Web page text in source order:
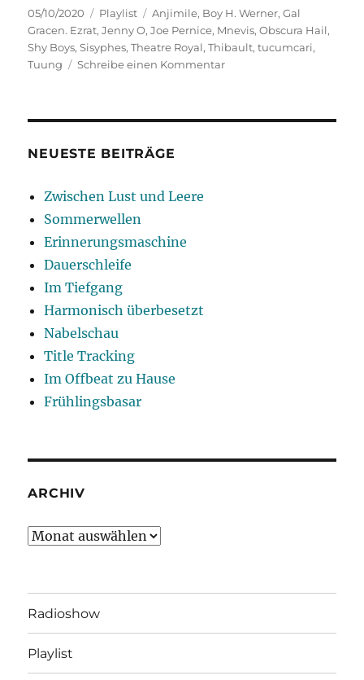
Veröffentlicht
am
05/10/2020 Kategorien
Playlist Schlagwörter
Anjimile, Boy H. Werner,Gal
Gracen. Ezrat,Jenny O,Joe Pernice, Mnevis,Obscura Hail,
Shy Boys,Sisyphes,Theatre Royal,Thibault,tucumcari,
Tuung
Schreibe einen Kommentarzu
NEUESTE BEITRÄGE
Zwischen Lust und Leere
Sommerwellen
Erinnerungsmaschine
Dauerschleife
Im Tiefgang
Harmonisch überbesetzt
Nabelschau
Title Tracking
Im Offbeat zu Hause
Frühlingsbasar
ARCHIV
Archiv
Radioshow
Playlist